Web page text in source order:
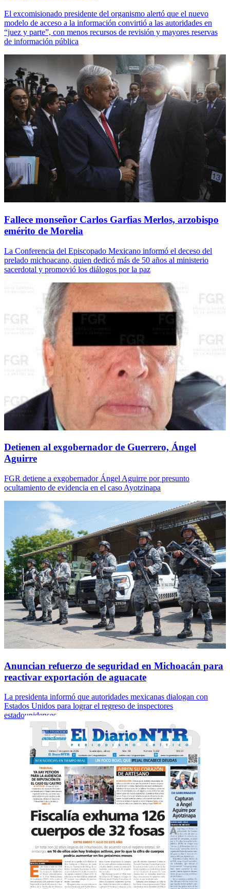
El excomisionado presidente del organismo alertó que el nuevo
modelo de acceso a la información convirtió a las autoridades en
“juez y parte”, con menos recursos de revisión y mayores reservas
de información pública
Fallece monseñor Carlos Garfias Merlos, arzobispo
emérito de Morelia
La Conferencia del Episcopado Mexicano informó el deceso del
prelado michoacano, quien dedicó más de 50 años al ministerio
sacerdotal y promovió los diálogos por la paz
Detienen al exgobernador de Guerrero, Ángel
Aguirre
FGR detiene a exgobernador Ángel Aguirre por presunto
ocultamiento de evidencia en el caso Ayotzinapa
Anuncian refuerzo de seguridad en Michoacán para
reactivar exportación de aguacate
La presidenta informó que autoridades mexicanas dialogan con
Estados Unidos para lograr el regreso de inspectores
estadounidenses